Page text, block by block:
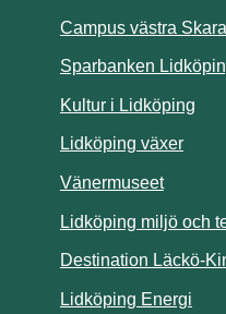
webbplats.Campus västra
Sparbanken
Kultur i Lidköping
Lidköping växer
Vänermuseet
Lidköping miljö och
Destination Läckö-
Lidköping Energi